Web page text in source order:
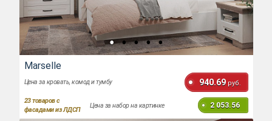
Marselle
Цена за кровать, комод и тумбу 940.69 руб.
23товаров с
фасадами из ЛДСП
Цена за набор на картинке 2 053.56